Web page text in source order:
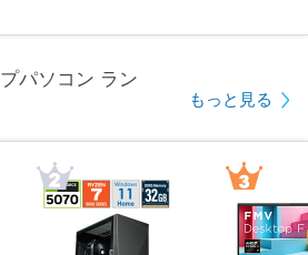
パソコン ラン
もっと見る